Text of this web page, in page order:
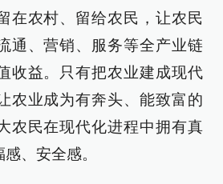
在农村、留给农民，让农民
通、营销、服务等全产业链
收益。只有把农业建成现代
农业成为有奔头、能致富的
农民在现代化进程中拥有真
、安全感。